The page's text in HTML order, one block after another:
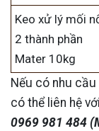
Keo xử lý mối
2 thành phần
Mater 10kg
Nếu có nhu
có thể liên hệ
0969 981 484